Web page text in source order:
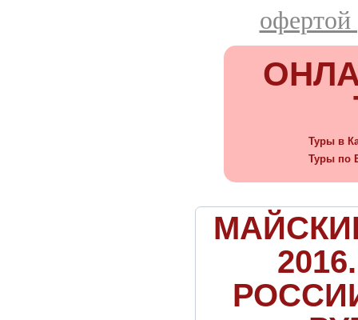
Туры в
Туры по